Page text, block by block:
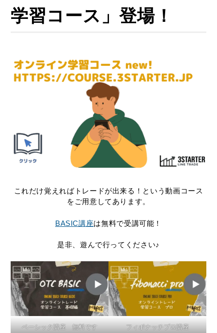
学習コース」登場！
これだけ覚えればトレードが出来る！という動画コース
をご用意してあります。
BASIC講座は無料で受講可能！
是非、遊んで行ってください♪
ベーシック講座 無料です フィボナッチプロ講座